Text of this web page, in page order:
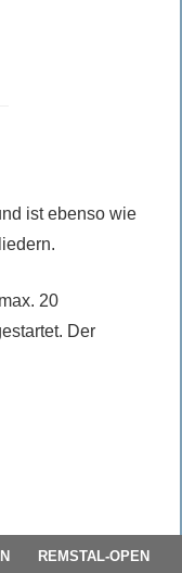
ist ebenso wie
20
Der
REMSTAL-OPEN